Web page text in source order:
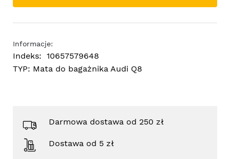
Informacje:
Indeks: 10657579648
TYP: Mata do bagażnika Audi Q8
Darmowa dostawa od 250 zł
Dostawa od 5 zł